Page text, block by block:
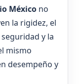
México no
la rigidez, el
y la
mismo
desempeño y